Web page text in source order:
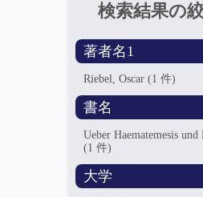
検索結果の
著者名1
Riebel, Oscar(1 件)
書名
Ueber Haematemesis und
(1 件)
大学